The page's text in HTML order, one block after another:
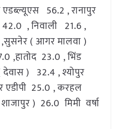
56.2 , रानापुर
, निवाली 21.6 ,
,सुसनेर ( आगर मालवा )
,हातोद 23.0 , भिंड
देवास ) 32.4 , श्योपुर
एडीपी 25.0 , करहल
) 26.0 मिमी वर्षा